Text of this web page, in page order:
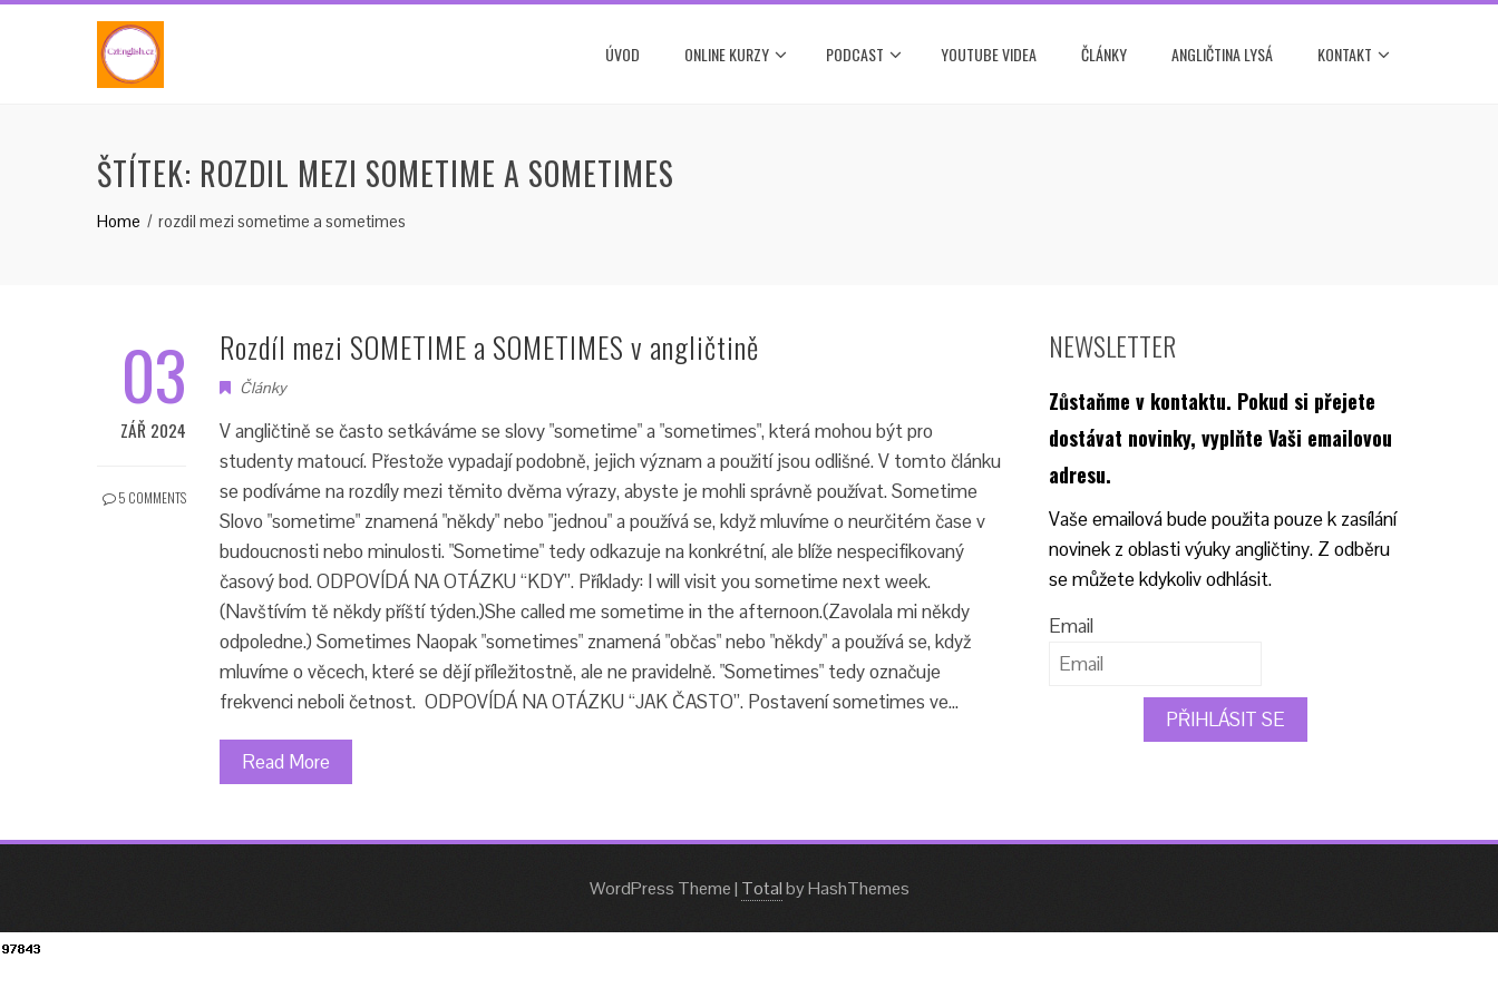
ÚVOD ONLINE KURZY PODCAST YOUTUBE VIDEA ČLÁNKY ANGLIČTINA LYSÁ KONTAKT
ŠTÍTEK: ROZDIL MEZI SOMETIME A SOMETIMES
Home rozdil mezi sometime a sometimes
03
ZÁŘ 2024
5 COMMENTS
Rozdíl mezi SOMETIME a SOMETIMES v angličtině
Články
V angličtině se často setkáváme se slovy "sometime" a "sometimes", která mohou být pro
studenty matoucí. Přestože vypadají podobně, jejich význam a použití jsou odlišné. V tomto článku
se podíváme na rozdíly mezi těmito dvěma výrazy, abyste je mohli správně používat. Sometime
Slovo "sometime" znamená "někdy" nebo "jednou" a používá se, když mluvíme o neurčitém čase v
budoucnosti nebo minulosti. "Sometime" tedy odkazuje na konkrétní, ale blíže nespecifikovaný
časový bod. ODPOVÍDÁ NA OTÁZKU “KDY”. Příklady: I will visit you sometime next week.
(Navštívím tě někdy příští týden.)She called me sometime in the afternoon.(Zavolala mi někdy
odpoledne.) Sometimes Naopak "sometimes" znamená "občas" nebo "někdy" a používá se, když
mluvíme o věcech, které se dějí příležitostně, ale ne pravidelně. "Sometimes" tedy označuje
frekvenci neboli četnost. ODPOVÍDÁ NA OTÁZKU “JAK ČASTO”. Postavení sometimes ve…
Read More
NEWSLETTER
Zůstaňme v kontaktu. Pokud si přejete
dostávat novinky, vyplňte Vaši emailovou
adresu.
Vaše emailová bude použita pouze k zasílání
novinek z oblasti výuky angličtiny. Z odběru
se můžete kdykoliv odhlásit.
Email
PŘIHLÁSIT SE
WordPress Theme| Totalby HashThemes